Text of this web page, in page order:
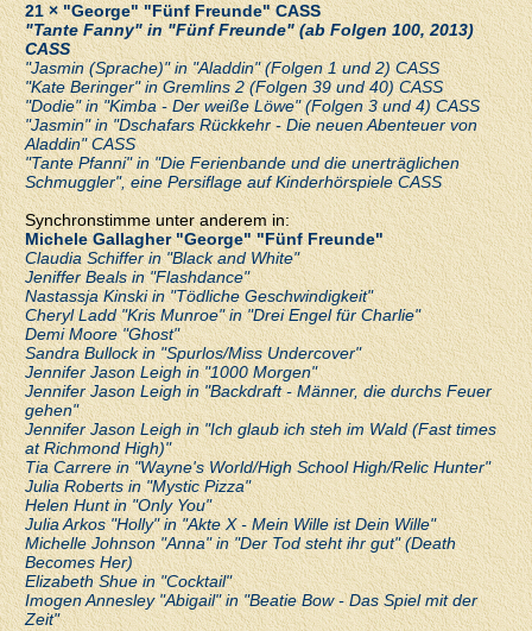
21 × "George" "Fünf Freunde" CASS
"Tante Fanny" in "Fünf Freunde" (ab Folgen 100, 2013)
CASS
"Jasmin (Sprache)" in "Aladdin" (Folgen 1 und 2) CASS
"Kate Beringer" in Gremlins 2 (Folgen 39 und 40) CASS
"Dodie" in "Kimba - Der weiße Löwe" (Folgen 3 und 4) CASS
"Jasmin" in "Dschafars Rückkehr - Die neuen Abenteuer von
Aladdin" CASS
"Tante Pfanni" in "Die Ferienbande und die unerträglichen
Schmuggler", eine Persiflage auf Kinderhörspiele CASS
Synchronstimme unter anderem in:
Michele Gallagher "George" "Fünf Freunde"
Claudia Schiffer in "Black and White"
Jeniffer Beals in "Flashdance"
Nastassja Kinski in "Tödliche Geschwindigkeit"
Cheryl Ladd "Kris Munroe" in "Drei Engel für Charlie"
Demi Moore "Ghost"
Sandra Bullock in "Spurlos/Miss Undercover"
Jennifer Jason Leigh in "1000 Morgen"
Jennifer Jason Leigh in "Backdraft - Männer, die durchs Feuer
gehen"
Jennifer Jason Leigh in "Ich glaub ich steh im Wald (Fast times
at Richmond High)"
Tia Carrere in "Wayne's World/High School High/Relic Hunter"
Julia Roberts in "Mystic Pizza"
Helen Hunt in "Only You"
Julia Arkos "Holly" in "Akte X - Mein Wille ist Dein Wille"
Michelle Johnson "Anna" in "Der Tod steht ihr gut" (Death
Becomes Her)
Elizabeth Shue in "Cocktail"
Imogen Annesley "Abigail" in "Beatie Bow - Das Spiel mit der
Zeit"